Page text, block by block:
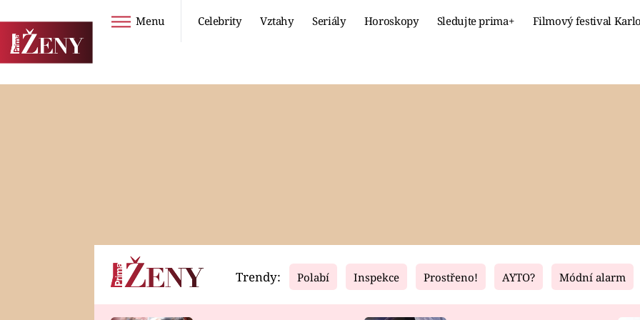
Menu Celebrity Vztahy Seriály Horoskopy Sledujte prima+ Filmový festival
Horoskopy Video Fresh Living
Trendy: Polabí Inspekce Prostřeno! AYTO? Módní alarm